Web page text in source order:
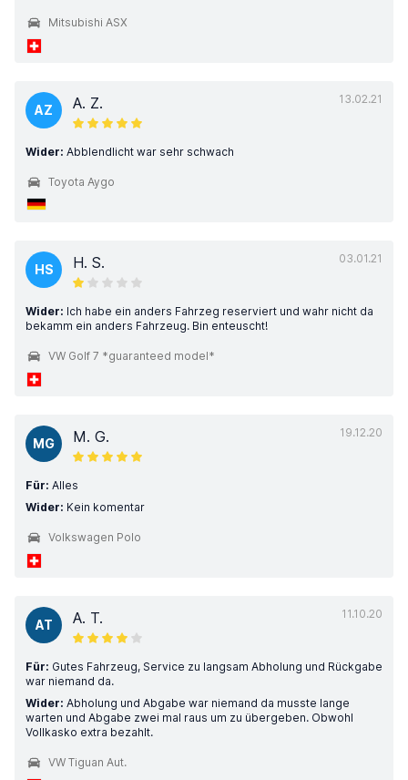
Mitsubishi ASX
13.02.21
AZ A. Z.
Wider: Abblendlicht war sehr schwach
Toyota Aygo
03.01.21
HS H. S.
Wider: Ich habe ein anders Fahrzeg reserviert und wahr nicht da
bekamm ein anders Fahrzeug. Bin enteuscht!
VW Golf 7 *guaranteed model*
19.12.20
MG M. G.
Für: Alles
Wider: Kein komentar
Volkswagen Polo
11.10.20
AT A. T.
Für: Gutes Fahrzeug, Service zu langsam Abholung und Rückgabe
war niemand da.
Wider: Abholung und Abgabe war niemand da musste lange
warten und Abgabe zwei mal raus um zu übergeben. Obwohl
Vollkasko extra bezahlt.
VW Tiguan Aut.